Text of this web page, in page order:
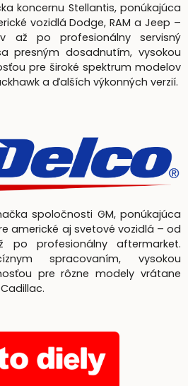
koncernu Stellantis, ponúkajúca
vozidlá Dodge, RAM a Jeep –
až po profesionálny servisný
presným dosadnutím, vysokou
pre široké spektrum modelov
a ďalších výkonných verzií.
spoločnosti GM, ponúkajúca
americké aj svetové vozidlá – od
po profesionálny aftermarket.
spracovaním, vysokou
pre rôzne modely vrátane